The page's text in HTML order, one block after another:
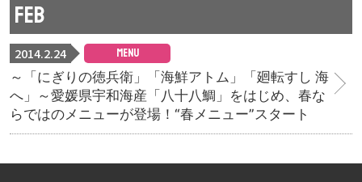
FEB
2014.2.24 MENU
～「にぎりの徳兵衛」「海鮮アトム」「廻転すし 海
へ」～愛媛県宇和海産「八十八鯛」をはじめ、春な
らではのメニューが登場！“春メニュー”スタート